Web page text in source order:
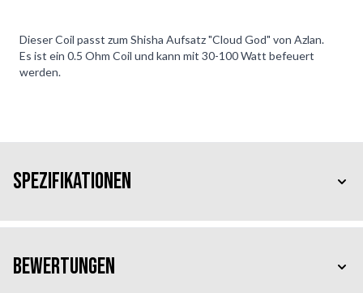
Dieser Coil passt zum Shisha Aufsatz "Cloud God" von Azlan.
Es ist ein 0.5 Ohm Coil und kann mit 30-100 Watt befeuert
werden.
Spezifikationen
Bewertungen